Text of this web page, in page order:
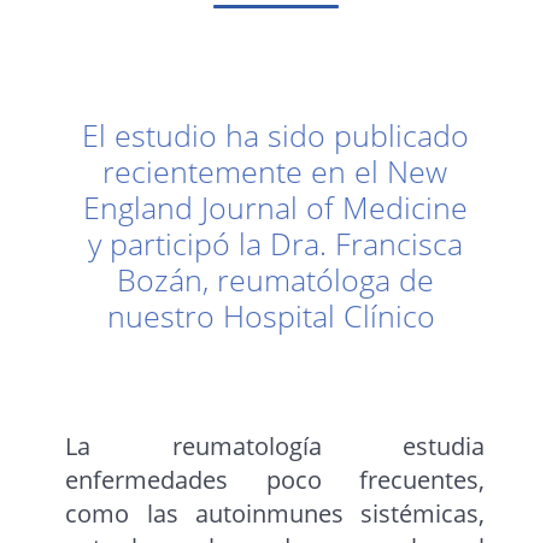
El estudio ha sido publicado
recientemente en el New
England Journal of Medicine
y participó la Dra. Francisca
Bozán, reumatóloga de
nuestro Hospital Clínico
La reumatología estudia
enfermedades poco frecuentes,
como las autoinmunes sistémicas,